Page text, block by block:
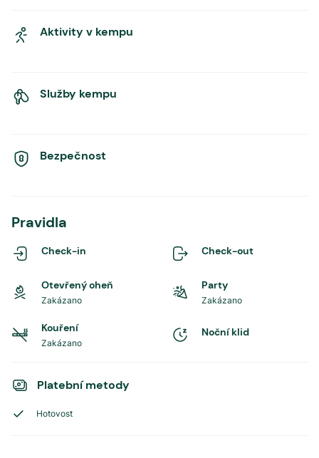
Aktivity v kempu
Služby kempu
Bezpečnost
Pravidla
Check-in Check-out
Otevřený oheň
Zakázano
Party
Zakázano
Kouření
Zakázano
Noční klid
Platební metody
Hotovost